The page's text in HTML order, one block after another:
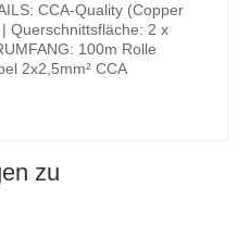
CCA-Quality (Copper
Querschnittsfläche: 2 x
100m Rolle
2x2,5mm² CCA
zu